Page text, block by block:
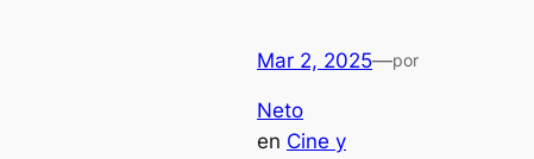
Mar 2, 2025—por
Neto
en Cine y